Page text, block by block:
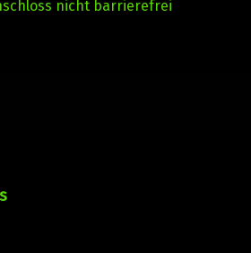
nicht barrierefrei